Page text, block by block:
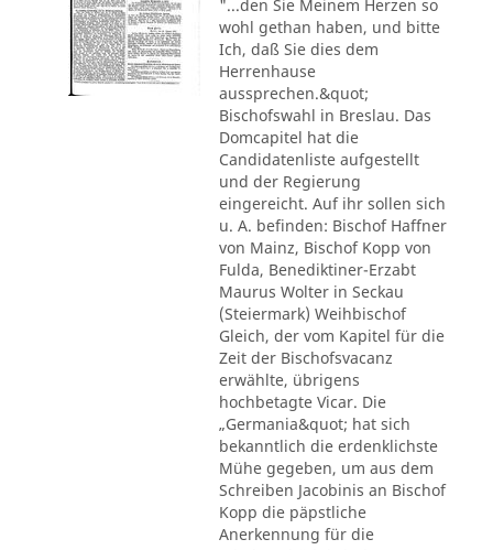
"...den Sie Meinem Herzen so
wohl gethan haben, und bitte
Ich, daß Sie dies dem
Herrenhause
aussprechen.&quot;
Bischofswahl in Breslau. Das
Domcapitel hat die
Candidatenliste aufgestellt
und der Regierung
eingereicht. Auf ihr sollen sich
u. A. befinden: Bischof Haffner
von Mainz, Bischof Kopp von
Fulda, Benediktiner-Erzabt
Maurus Wolter in Seckau
(Steiermark) Weihbischof
Gleich, der vom Kapitel für die
Zeit der Bischofsvacanz
erwählte, übrigens
hochbetagte Vicar. Die
„Germania&quot; hat sich
bekanntlich die erdenklichste
Mühe gegeben, um aus dem
Schreiben Jacobinis an Bischof
Kopp die päpstliche
Anerkennung für die